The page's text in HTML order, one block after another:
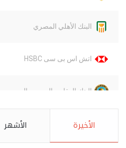
الأخيرة الأشهر